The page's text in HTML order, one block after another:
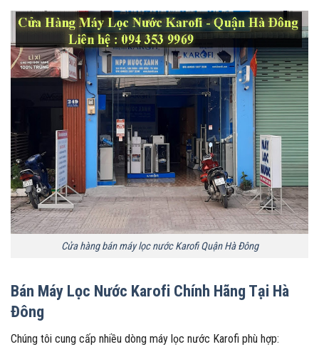
Cửa hàng bán máy lọc nước Karofi Quận Hà Đông
Bán Máy Lọc Nước Karofi Chính Hãng Tại Hà
Đông
Chúng tôi cung cấp nhiều dòng máy lọc nước Karofi phù hợp: